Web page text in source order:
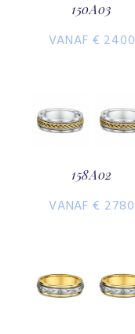
150A03
VANAF € 2400
158A02
VANAF € 2780